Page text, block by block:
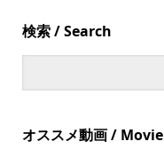
検索 / Search
オススメ動画 / Movie